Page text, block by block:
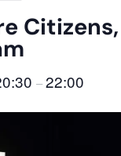
Citizens,
–22:00